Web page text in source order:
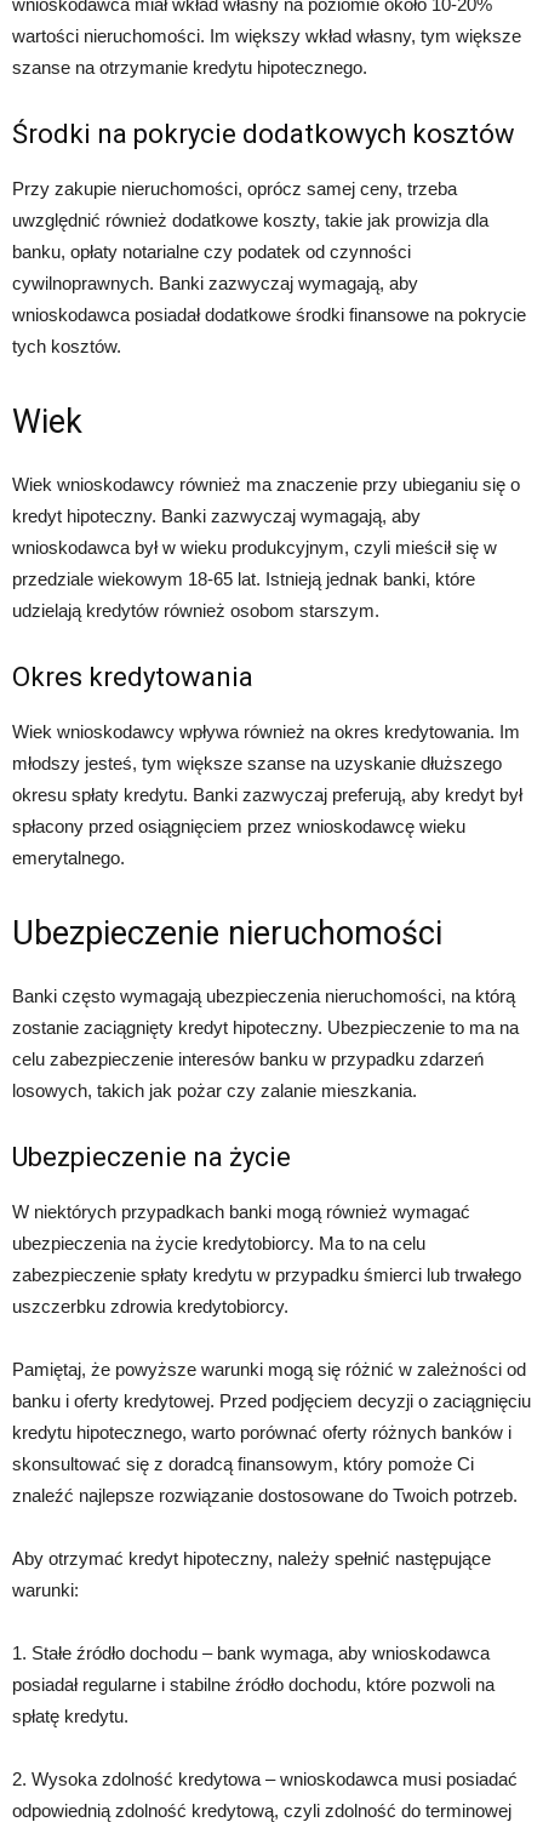
wnioskodawca miał wkład własny na poziomie około 10-20%
wartości nieruchomości. Im większy wkład własny, tym większe
szanse na otrzymanie kredytu hipotecznego.
Środki na pokrycie dodatkowych kosztów
Przy zakupie nieruchomości, oprócz samej ceny, trzeba
uwzględnić również dodatkowe koszty, takie jak prowizja dla
banku, opłaty notarialne czy podatek od czynności
cywilnoprawnych. Banki zazwyczaj wymagają, aby
wnioskodawca posiadał dodatkowe środki finansowe na pokrycie
tych kosztów.
Wiek
Wiek wnioskodawcy również ma znaczenie przy ubieganiu się o
kredyt hipoteczny. Banki zazwyczaj wymagają, aby
wnioskodawca był w wieku produkcyjnym, czyli mieścił się w
przedziale wiekowym 18-65 lat. Istnieją jednak banki, które
udzielają kredytów również osobom starszym.
Okres kredytowania
Wiek wnioskodawcy wpływa również na okres kredytowania. Im
młodszy jesteś, tym większe szanse na uzyskanie dłuższego
okresu spłaty kredytu. Banki zazwyczaj preferują, aby kredyt był
spłacony przed osiągnięciem przez wnioskodawcę wieku
emerytalnego.
Ubezpieczenie nieruchomości
Banki często wymagają ubezpieczenia nieruchomości, na którą
zostanie zaciągnięty kredyt hipoteczny. Ubezpieczenie to ma na
celu zabezpieczenie interesów banku w przypadku zdarzeń
losowych, takich jak pożar czy zalanie mieszkania.
Ubezpieczenie na życie
W niektórych przypadkach banki mogą również wymagać
ubezpieczenia na życie kredytobiorcy. Ma to na celu
zabezpieczenie spłaty kredytu w przypadku śmierci lub trwałego
uszczerbku zdrowia kredytobiorcy.
Pamiętaj, że powyższe warunki mogą się różnić w zależności od
banku i oferty kredytowej. Przed podjęciem decyzji o zaciągnięciu
kredytu hipotecznego, warto porównać oferty różnych banków i
skonsultować się z doradcą finansowym, który pomoże Ci
znaleźć najlepsze rozwiązanie dostosowane do Twoich potrzeb.
Aby otrzymać kredyt hipoteczny, należy spełnić następujące
warunki:
1. Stałe źródło dochodu – bank wymaga, aby wnioskodawca
posiadał regularne i stabilne źródło dochodu, które pozwoli na
spłatę kredytu.
2. Wysoka zdolność kredytowa – wnioskodawca musi posiadać
odpowiednią zdolność kredytową, czyli zdolność do terminowej